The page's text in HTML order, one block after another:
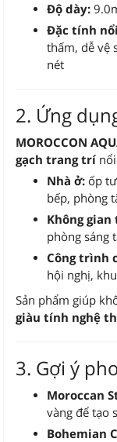
Độ dày:
Đặc tính
thấm, dễ vệ
nét
2. Ứng
MOROCCON
gạch trang trí
Nhà ở: ốp
bếp, phòng
Không
phòng sáng
Công trình
hội nghị,
Sản phẩm giúp
giàu tính nghệ
3. Gợi ý
Moroccan
vàng để tạo
Bohemian